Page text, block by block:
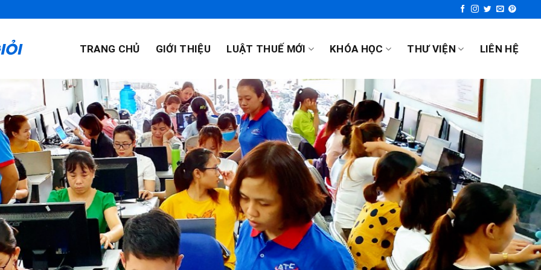
TRANG CHỦ GIỚI THIỆU LUẬT THUẾ MỚI KHÓA HỌC THƯ VIỆN LIÊN HỆ